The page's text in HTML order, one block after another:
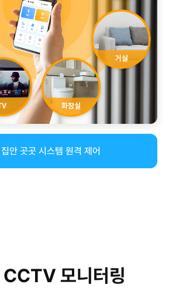
집안 곳곳 시스템 원격 제어
CCTV 모니터링